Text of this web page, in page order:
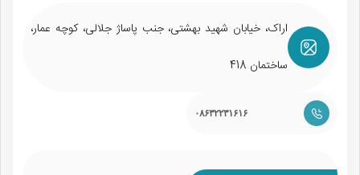
اراک، خیابان شهید بهشتی، جنب پاساژ جلالی، کوچه عمار،
ساختمان 418
۰۸۶۳۲۲۳۱۶۱۶